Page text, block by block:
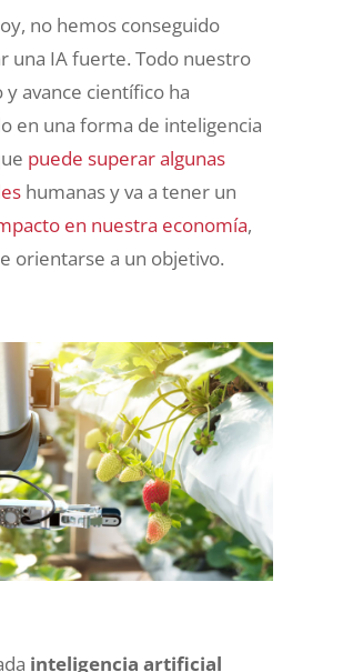
no hemos conseguido
una IA fuerte. Todo nuestro
avance científico ha
en una forma de inteligencia
puede superar algunas
humanas y va a tener un
en nuestra economía,
orientarse a un objetivo.
inteligencia artificial